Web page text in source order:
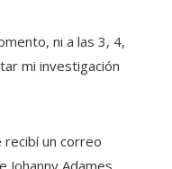
ni a las 3, 4,
mi investigación
un correo
Johanny Adames,